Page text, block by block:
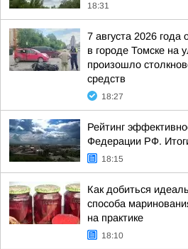
18:31
7 августа 2026 года
в городе Томске на
произошло
средств
18:27
Рейтинг
Федерации РФ.
18:15
Как добиться
способа
на практике
18:10